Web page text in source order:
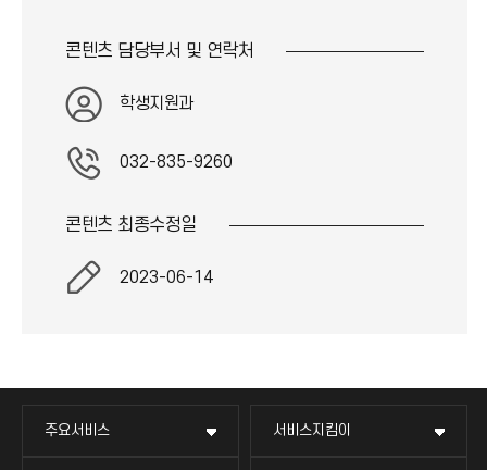
콘텐츠 담당부서 및 연락처
학생지원과
032-835-9260
콘텐츠 최종수정일
2023-06-14
주요서비스 서비스지킴이